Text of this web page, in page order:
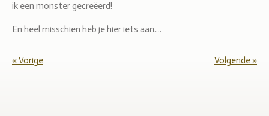
ik een monster gecreëerd!
En heel misschien heb je hier iets aan....
«Vorige Volgende»